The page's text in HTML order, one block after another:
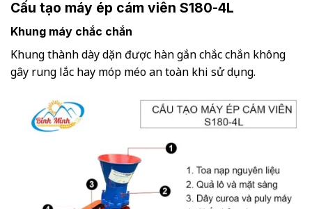
Cấu tạo máy ép cám viên S180-4L
Khung máy chắc chắn
Khung thành dày dặn được hàn gắn chắc chắn không
gây rung lắc hay móp méo an toàn khi sử dụng.